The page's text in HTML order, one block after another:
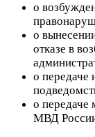
о
о
отказе в
о передаче
о передаче
МВД России